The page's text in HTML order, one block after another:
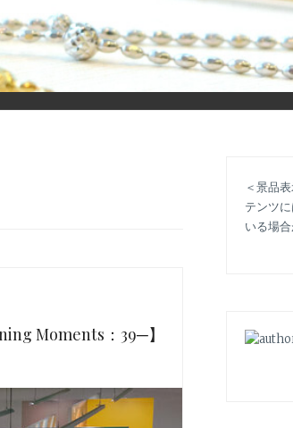
メディアです。 お役立ち情報やコラムで大
Moments：39─】
＜景品
テンツ
いる場合